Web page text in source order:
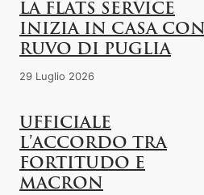
LA FLATS SERVICE
INIZIA IN CASA CON
RUVO DI PUGLIA
29 Luglio 2026
UFFICIALE
L’ACCORDO TRA
FORTITUDO E
MACRON